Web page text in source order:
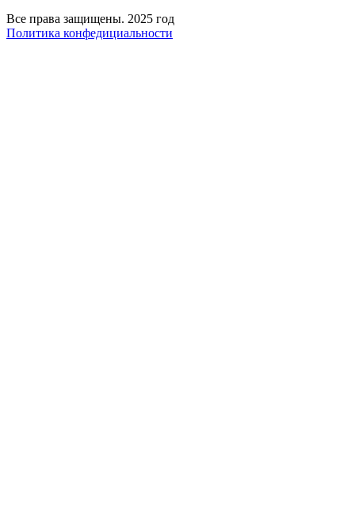
Все права защищены. 2025 год
Политика конфедициальности